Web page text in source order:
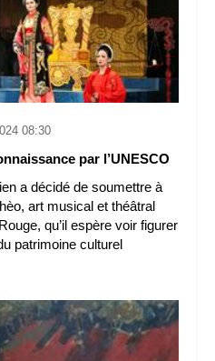
08:30
par l’UNESCO
a décidé de soumettre à
art musical et théâtral
qu’il espère voir figurer
patrimoine culturel